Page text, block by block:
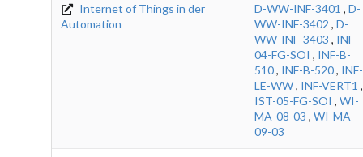
Internet of Things in der
Automation
D-WW-INF-3401 , D-
WW-INF-3402 , D-
WW-INF-3403 , INF-
04-FG-SOI , INF-B-
510, INF-B-520, INF-
LE-WW, INF-VERT1 ,
IST-05-FG-SOI , WI-
MA-08-03 , WI-MA-
09-03